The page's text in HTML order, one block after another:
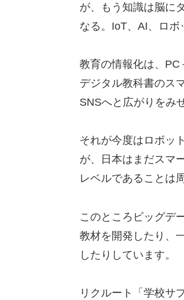
が、もう知識は脳に
なる。IoT、AI、ロボ
教育の情報化は、
デジタル教科書のス
SNSへと広がりをみ
それが今度はロボッ
が、日本はまだスマ
レベルであることは
このところビッグデ
教材を開発したり、
したりしています。
リクルート「学校サ